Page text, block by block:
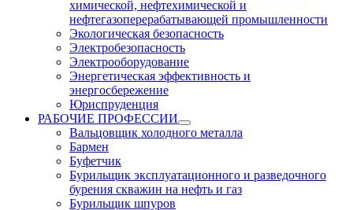
химической, нефтехимической и
нефтегазоперерабатывающей промышленности
Экологическая безопасность
Электробезопасность
Электрооборудование
Энергетическая эффективность и
энергосбережение
Юриспруденция
РАБОЧИЕ ПРОФЕССИИ
Вальцовщик холодного металла
Бармен
Буфетчик
Бурильщик эксплуатационного и разведочного
бурения скважин на нефть и газ
Бурильщик шпуров